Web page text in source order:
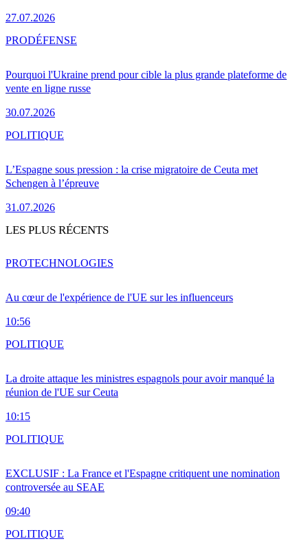
27.07.2026
Pourquoi l'Ukraine prend pour cible la plus grande plateforme de
vente en ligne russe
30.07.2026
PRODÉFENSE
L’Espagne sous pression : la crise migratoire de Ceuta met
Schengen à l’épreuve
31.07.2026
POLITIQUE
LES PLUS RÉCENTS
Au cœur de l'expérience de l'UE sur les influenceurs
10:56
PROTECHNOLOGIES
La droite attaque les ministres espagnols pour avoir manqué la
réunion de l'UE sur Ceuta
10:15
POLITIQUE
EXCLUSIF : La France et l'Espagne critiquent une nomination
controversée au SEAE
09:40
POLITIQUE
POLITIQUE